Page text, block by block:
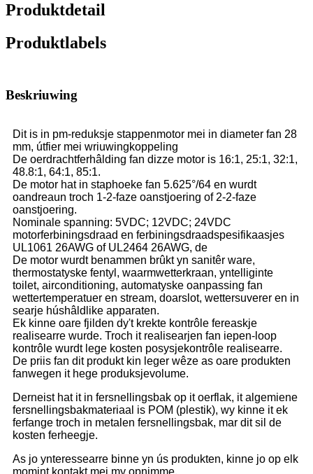
Produktdetail
Produktlabels
Beskriuwing
Dit is in pm-reduksje stappenmotor mei in diameter fan 28
mm, útfier mei wriuwingkoppeling
De oerdrachtferhâlding fan dizze motor is 16:1, 25:1, 32:1,
48.8:1, 64:1, 85:1.
De motor hat in staphoeke fan 5.625°/64 en wurdt
oandreaun troch 1-2-faze oanstjoering of 2-2-faze
oanstjoering.
Nominale spanning: 5VDC; 12VDC; 24VDC
motorferbiningsdraad en ferbiningsdraadspesifikaasjes
UL1061 26AWG of UL2464 26AWG, de
De motor wurdt benammen brûkt yn sanitêr ware,
thermostatyske fentyl, waarmwetterkraan, yntelliginte
toilet, airconditioning, automatyske oanpassing fan
wettertemperatuer en stream, doarslot, wettersuverer en in
searje húshâldlike apparaten.
Ek kinne oare fjilden dy't krekte kontrôle fereaskje
realisearre wurde. Troch it realisearjen fan iepen-loop
kontrôle wurdt lege kosten posysjekontrôle realisearre.
De priis fan dit produkt kin leger wêze as oare produkten
fanwegen it hege produksjevolume.
Derneist hat it in fersnellingsbak op it oerflak, it algemiene
fersnellingsbakmateriaal is POM (plestik), wy kinne it ek
ferfange troch in metalen fersnellingsbak, mar dit sil de
kosten ferheegje.
As jo ​​ynteressearre binne yn ús produkten, kinne jo op elk
momint kontakt mei my opnimme.